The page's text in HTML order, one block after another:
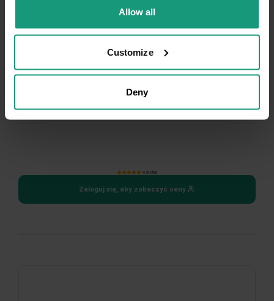
Allow all
Customize
Deny
JOINTS & MOBILITY
4.9 (49)
Zaloguj się, aby zobaczyć ceny